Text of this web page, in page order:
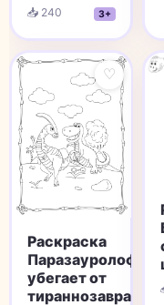
📥 240 3+
♡
Раскраска
Паразауролоф
убегает от
тираннозавра